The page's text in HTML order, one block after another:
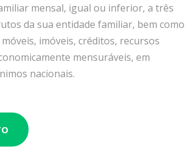
mensal, igual ou inferior, a três
da sua entidade familiar, bem como
imóveis, créditos, recursos
mensuráveis, em
nacionais.